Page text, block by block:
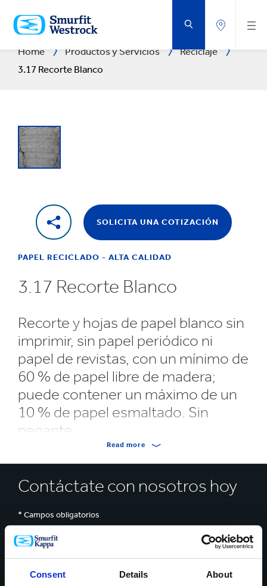
Consent Details About
AL
CONTENIDO
PRINCIPAL
Home Productos y Servicios
Reciclaje
3.17 Recorte Blanco
SOLICITA UNA COTIZACIÓN
PAPEL RECICLADO - ALTA CALIDAD
3.17 Recorte Blanco
Recorte y hojas de papel blanco sin
imprimir, sin papel periódico ni
papel de revistas, con un mínimo de
60 % de papel libre de madera;
puede contener un máximo de un
10 % de papel esmaltado. Sin
pegante.
sin papel periódico ni papel de revistas, con un
puede contener un máximo de un 10% de
papel esmaltado. Sin pegante.
Esta categoría normalmente está elaborada
conforme a la norma FSC® STD 40.007.
Read more
Contáctate con nosotros hoy
* Campos obligatorios
NOMBRE*